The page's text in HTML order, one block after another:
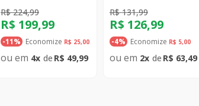
R$ 224,99
R$ 199,99
-11% Economize R$ 25,00
4 R$ 49,99
R$ 131,99
R$ 126,99
-4% Economize R$ 5,00
2 R$ 63,49